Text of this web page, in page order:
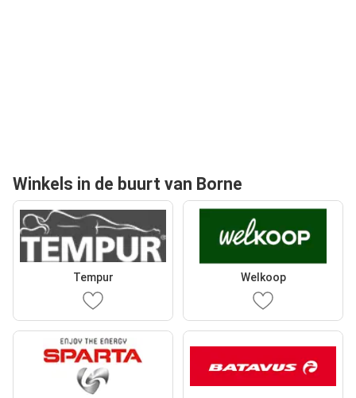
Winkels in de buurt van Borne
Tempur Welkoop